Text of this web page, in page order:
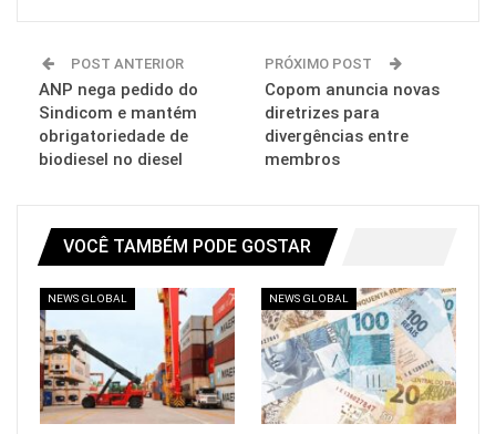
POST ANTERIOR
ANP nega pedido do
Sindicom e mantém
obrigatoriedade de
biodiesel no diesel
PRÓXIMO POST
Copom anuncia novas
diretrizes para
divergências entre
membros
VOCÊ TAMBÉM PODE GOSTAR
NEWS GLOBAL NEWS GLOBAL